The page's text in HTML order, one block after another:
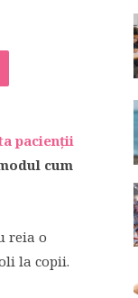
pacienții
cum
reia o
la copii.